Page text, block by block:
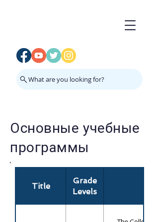
What are you looking for?
Основные учебные
программы
Title
Grade
Levels